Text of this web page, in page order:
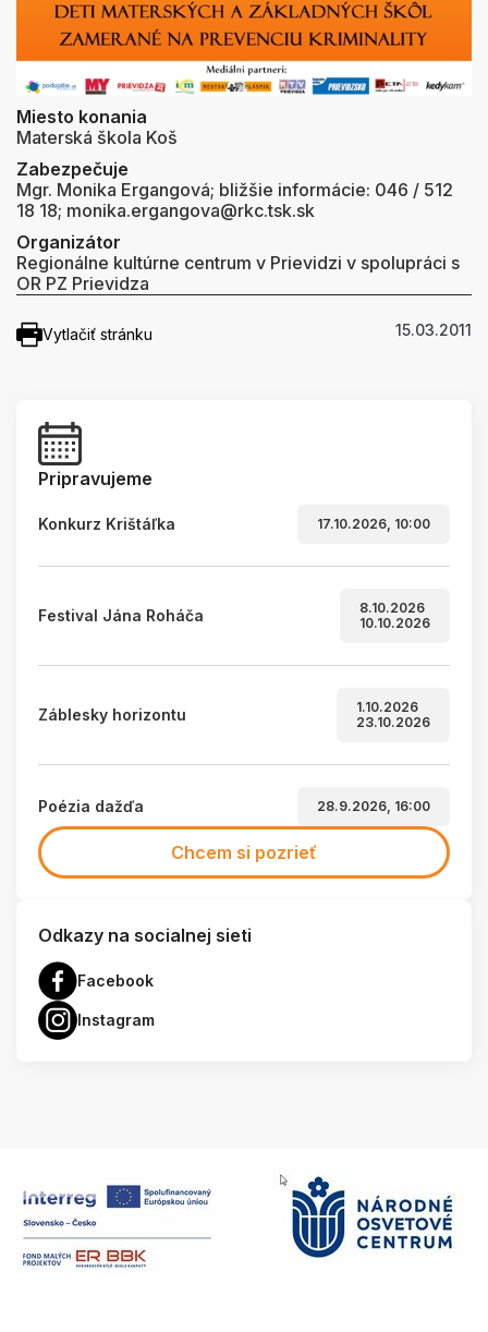
Miesto konania
Materská škola Koš
Zabezpečuje
Mgr. Monika Ergangová; bližšie informácie: 046 / 512
18 18; monika.ergangova@rkc.tsk.sk
Organizátor
Regionálne kultúrne centrum v Prievidzi v spolupráci s
OR PZ Prievidza
Vytlačiť stránku 15.03.2011
Pripravujeme
Konkurz Krištáľka 17.10.2026, 10:00
Festival Jána Roháča
8.10.2026
10.10.2026
Záblesky horizontu
1.10.2026
23.10.2026
Poézia dažďa 28.9.2026, 16:00
Chcem si pozrieť
Odkazy na socialnej sieti
Facebook
Instagram